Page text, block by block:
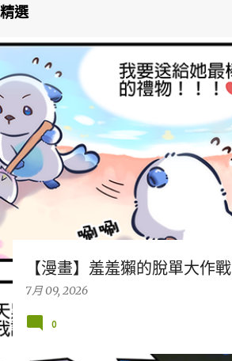
文
章
精選
【漫畫】羞羞獺的脫單大作戰
7月 09, 2026
0